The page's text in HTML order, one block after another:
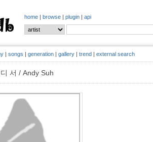
home | browse | plugin | api
| songs | generation | gallery | trend | external search
서 / Andy Suh